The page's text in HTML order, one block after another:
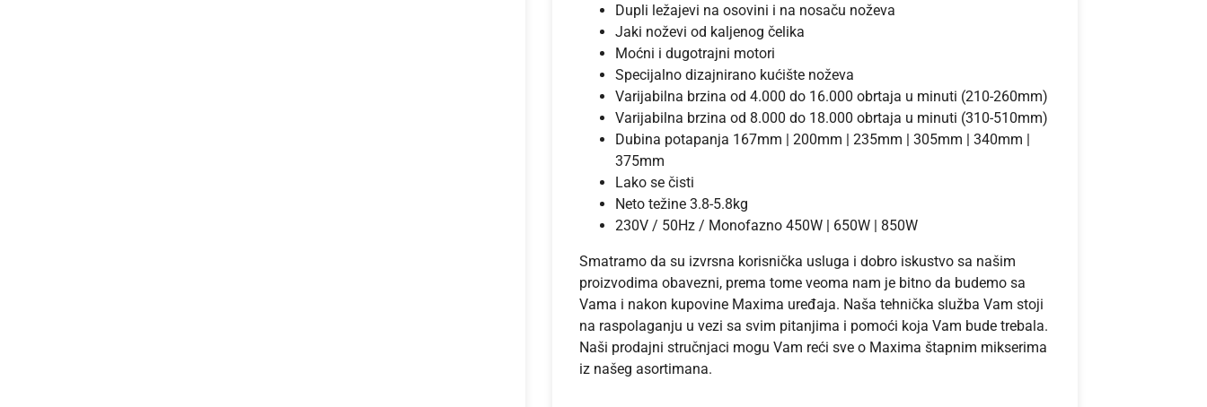
Dupli ležajevi na osovini i na nosaču noževa
Jaki noževi od kaljenog čelika
Moćni i dugotrajni motori
Specijalno dizajnirano kućište noževa
Varijabilna brzina od 4.000 do 16.000 obrtaja u minuti (210-260mm)
Varijabilna brzina od 8.000 do 18.000 obrtaja u minuti (310-510mm)
Dubina potapanja 167mm | 200mm | 235mm | 305mm | 340mm |
375mm
Lako se čisti
Neto težine 3.8-5.8kg
230V / 50Hz / Monofazno 450W | 650W | 850W
Smatramo da su izvrsna korisnička usluga i dobro iskustvo sa našim
proizvodima obavezni, prema tome veoma nam je bitno da budemo sa
Vama i nakon kupovine Maxima uređaja. Naša tehnička služba Vam stoji
na raspolaganju u vezi sa svim pitanjima i pomoći koja Vam bude trebala.
Naši prodajni stručnjaci mogu Vam reći sve o Maxima štapnim mikserima
iz našeg asortimana.